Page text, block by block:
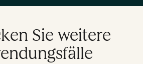
Sie weitere